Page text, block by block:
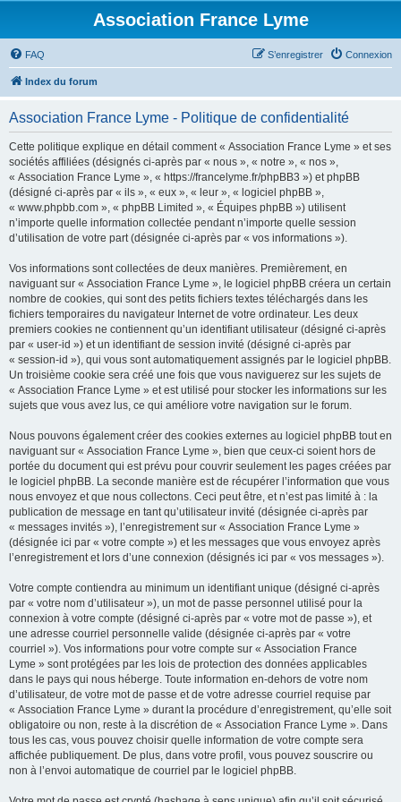
Association France Lyme
FAQ Connexion
S’enregistrer
Index du forum
Association France Lyme - Politique de confidentialité
Cette politique explique en détail comment « Association France Lyme » et ses
sociétés affiliées (désignés ci-après par « nous », « notre », « nos »,
« Association France Lyme », « https://francelyme.fr/phpBB3 ») et phpBB
(désigné ci-après par « ils », « eux », « leur », « logiciel phpBB »,
« www.phpbb.com », « phpBB Limited », « Équipes phpBB ») utilisent
n’importe quelle information collectée pendant n’importe quelle session
d’utilisation de votre part (désignée ci-après par « vos informations »).
Vos informations sont collectées de deux manières. Premièrement, en
naviguant sur « Association France Lyme », le logiciel phpBB créera un certain
nombre de cookies, qui sont des petits fichiers textes téléchargés dans les
fichiers temporaires du navigateur Internet de votre ordinateur. Les deux
premiers cookies ne contiennent qu’un identifiant utilisateur (désigné ci-après
par « user-id ») et un identifiant de session invité (désigné ci-après par
« session-id »), qui vous sont automatiquement assignés par le logiciel phpBB.
Un troisième cookie sera créé une fois que vous naviguerez sur les sujets de
« Association France Lyme » et est utilisé pour stocker les informations sur les
sujets que vous avez lus, ce qui améliore votre navigation sur le forum.
Nous pouvons également créer des cookies externes au logiciel phpBB tout en
naviguant sur « Association France Lyme », bien que ceux-ci soient hors de
portée du document qui est prévu pour couvrir seulement les pages créées par
le logiciel phpBB. La seconde manière est de récupérer l’information que vous
nous envoyez et que nous collectons. Ceci peut être, et n’est pas limité à : la
publication de message en tant qu’utilisateur invité (désignée ci-après par
« messages invités »), l’enregistrement sur « Association France Lyme »
(désignée ici par « votre compte ») et les messages que vous envoyez après
l’enregistrement et lors d’une connexion (désignés ici par « vos messages »).
Votre compte contiendra au minimum un identifiant unique (désigné ci-après
par « votre nom d’utilisateur »), un mot de passe personnel utilisé pour la
connexion à votre compte (désigné ci-après par « votre mot de passe »), et
une adresse courriel personnelle valide (désignée ci-après par « votre
courriel »). Vos informations pour votre compte sur « Association France
Lyme » sont protégées par les lois de protection des données applicables
dans le pays qui nous héberge. Toute information en-dehors de votre nom
d’utilisateur, de votre mot de passe et de votre adresse courriel requise par
« Association France Lyme » durant la procédure d’enregistrement, qu’elle soit
obligatoire ou non, reste à la discrétion de « Association France Lyme ». Dans
tous les cas, vous pouvez choisir quelle information de votre compte sera
affichée publiquement. De plus, dans votre profil, vous pouvez souscrire ou
non à l’envoi automatique de courriel par le logiciel phpBB.